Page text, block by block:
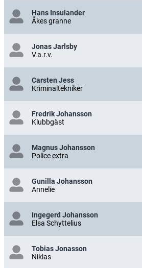
Hans Insulander
Åkes granne
Jonas Jarlsby
V.a.r.v.
Carsten Jess
Kriminaltekniker
Fredrik Johansson
Klubbgäst
Magnus Johansson
Police extra
Gunilla Johansson
Annelie
Ingegerd Johansson
Elsa Schyttelius
Tobias Jonasson
Niklas